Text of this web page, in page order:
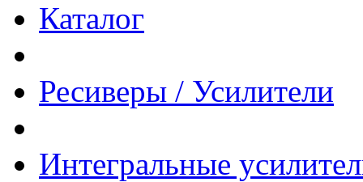
Каталог
Ресиверы / Усилители
Интегральные